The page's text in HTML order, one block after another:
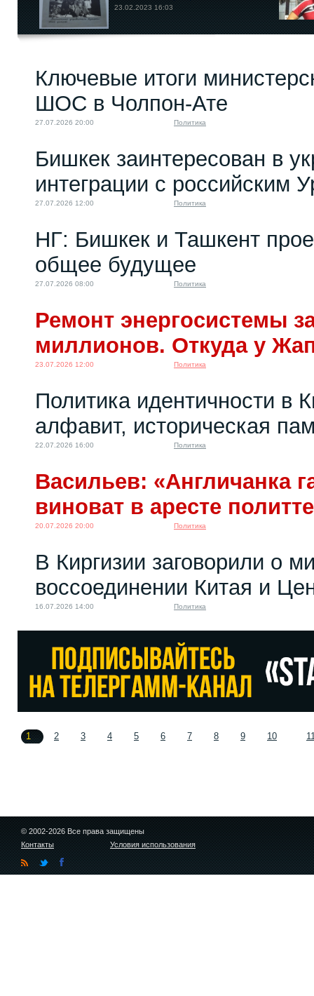
23.02.2023 16:03
Ключевые итоги
ШОС в Чолпон-Ате
27.07.2026 20:00 Политика
Бишкек заинтересован в
интеграции с российским
27.07.2026 12:00 Политика
НГ: Бишкек и Ташкент
общее будущее
27.07.2026 08:00 Политика
Ремонт энергосистемы
миллионов. Откуда у
23.07.2026 12:00 Политика
Политика идентичности в
алфавит, историческая
22.07.2026 16:00 Политика
Васильев: «Англичанка
виноват в аресте
20.07.2026 20:00 Политика
В Киргизии заговорили о
воссоединении Китая и
16.07.2026 14:00 Политика
1 2 3 4 5 6 7 8 9 10
© 2002-2026 Все права защищены
Контакты
Условия использования